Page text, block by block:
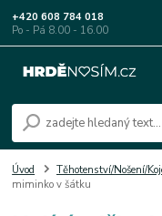
+420 608 784 018
Po - Pá 8.00 - 16.00
Úvod Těhotenství/Nošení/
miminko v šátku